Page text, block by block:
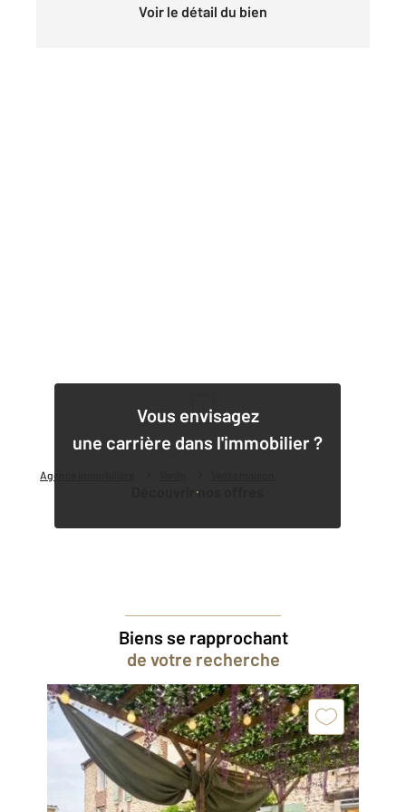
Agence immobilière
Voir le détail du bien
Vous envisagez
une carrière dans l'immobilier ?
Découvrir nos offres
1
Biens se rapprochant
de votre recherche